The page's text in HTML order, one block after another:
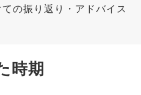
の振り返り・アドバイス
時期